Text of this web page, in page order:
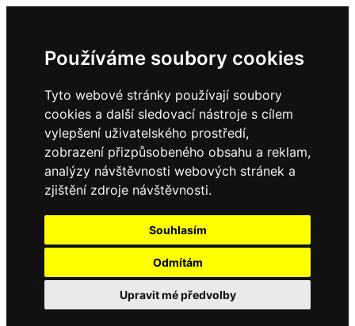
Používáme soubory cookies
Tyto webové stránky používají soubory
cookies a další sledovací nástroje s cílem
vylepšení uživatelského prostředí,
zobrazení přizpůsobeného obsahu a reklam,
analýzy návštěvnosti webových stránek a
zjištění zdroje návštěvnosti.
Souhlasím
Odmítám
Upravit mé předvolby